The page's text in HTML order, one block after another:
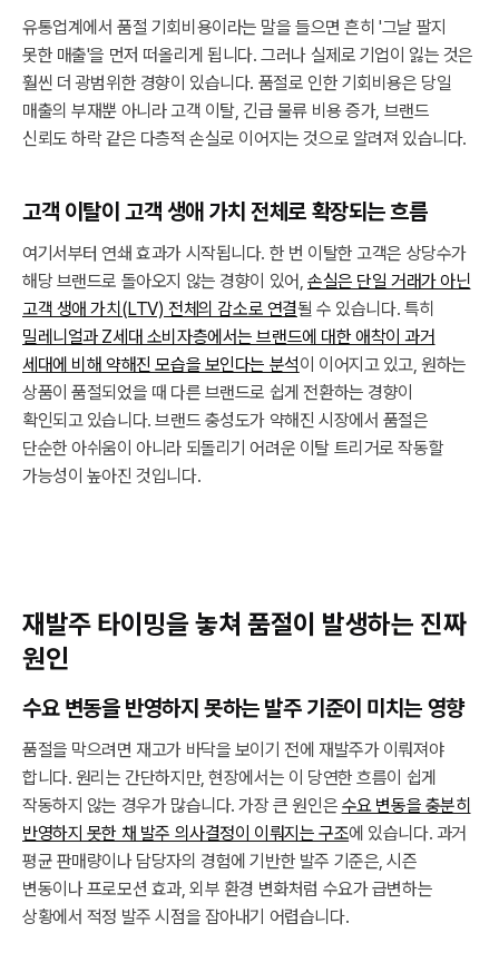
유통업계에서 품절 기회비용이라는 말을 들으면 흔히 '그날 팔지
못한 매출'을 먼저 떠올리게 됩니다. 그러나 실제로 기업이 잃는 것은
훨씬 더 광범위한 경향이 있습니다. 품절로 인한 기회비용은 당일
매출의 부재뿐 아니라 고객 이탈, 긴급 물류 비용 증가, 브랜드
신뢰도 하락 같은 다층적 손실로 이어지는 것으로 알려져 있습니다.
고객 이탈이 고객 생애 가치 전체로 확장되는 흐름
여기서부터 연쇄 효과가 시작됩니다. 한 번 이탈한 고객은 상당수가
해당 브랜드로 돌아오지 않는 경향이 있어, 손실은 단일 거래가 아닌
고객 생애 가치(LTV) 전체의 감소로 연결될 수 있습니다. 특히
밀레니얼과 Z세대 소비자층에서는 브랜드에 대한 애착이 과거
세대에 비해 약해진 모습을 보인다는 분석이 이어지고 있고, 원하는
상품이 품절되었을 때 다른 브랜드로 쉽게 전환하는 경향이
확인되고 있습니다. 브랜드 충성도가 약해진 시장에서 품절은
단순한 아쉬움이 아니라 되돌리기 어려운 이탈 트리거로 작동할
가능성이 높아진 것입니다.
재발주 타이밍을 놓쳐 품절이 발생하는 진짜
원인
수요 변동을 반영하지 못하는 발주 기준이 미치는 영향
품절을 막으려면 재고가 바닥을 보이기 전에 재발주가 이뤄져야
합니다. 원리는 간단하지만, 현장에서는 이 당연한 흐름이 쉽게
작동하지 않는 경우가 많습니다. 가장 큰 원인은 수요 변동을 충분히
반영하지 못한 채 발주 의사결정이 이뤄지는 구조에 있습니다. 과거
평균 판매량이나 담당자의 경험에 기반한 발주 기준은, 시즌
변동이나 프로모션 효과, 외부 환경 변화처럼 수요가 급변하는
상황에서 적정 발주 시점을 잡아내기 어렵습니다.